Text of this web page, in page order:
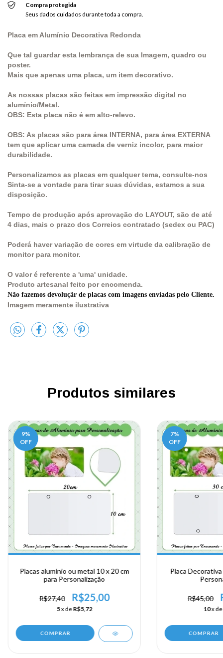
Compra protegida
Seus dados cuidados durante toda a compra.
Placa em Alumínio Decorativa Redonda
Que tal guardar esta lembrança de sua Imagem, quadro ou
poster.
Mais que apenas uma placa, um item decorativo.
As nossas placas são feitas em impressão digital no
alumínio/Metal.
OBS: Esta placa não é em alto-relevo.
OBS: As placas são para área INTERNA, para área EXTERNA
tem que aplicar uma camada de verniz incolor, para maior
durabilidade.
Personalizamos as placas em qualquer tema, consulte-nos
Sinta-se a vontade para tirar suas dúvidas, estamos a sua
disposição.
Tempo de produção após aprovação do LAYOUT, são de até
4 dias, mais o prazo dos Correios contratado (sedex ou PAC)
Poderá haver variação de cores em virtude da calibração de
monitor para monitor.
O valor é referente a 'uma' unidade.
Produto artesanal feito por encomenda.
Não fazemos devoluçãr de placas com imagens enviadas pelo Cliente.
Imagem meramente ilustrativa
Produtos similares
9%
OFF
Placas alumínio ou metal 10 x 20 cm
para Personalização
R$27,40 R$25,00
5x deR$5,72
7%
OFF
Placa
R$45,00
10x de
COMPRAR